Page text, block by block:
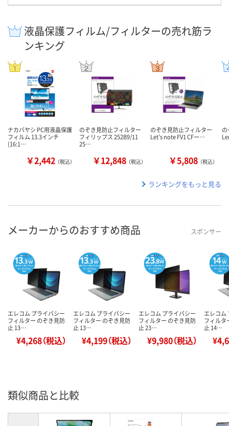
液晶保護フィルム/フィルターの売れ筋ラ
ンキング
ナカバヤシ PC用液晶保護
フィルム 13.3インチ
(16:1…
￥2,442 （税込）
のぞき見防止フィルター
フィリップス 252B9/11
25…
￥12,848 （税込）
のぞき見防止フィルター
Let’s note FV1 CFー…
￥5,808 （税込）
ランキングをもっと見る
メーカーからのおすすめ商品 スポンサー
エレコム プライバシー
フィルター のぞき見防
止 13…
¥4,268（税込）
エレコム プライバシー
フィルター のぞき見防
止 13…
¥4,199（税込）
エレコム プライバシー
フィルター のぞき見防
止 23…
¥9,980（税込）
エレコム
フィルタ
止 14…
類似商品と比較